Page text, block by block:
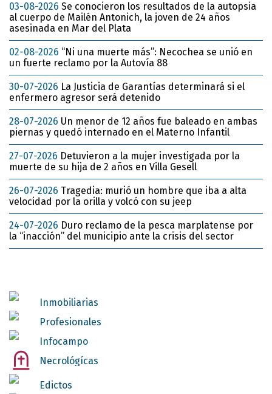
03-08-2026 Se conocieron los resultados de la autopsia
al cuerpo de Mailén Antonich, la joven de 24 años
asesinada en Mar del Plata
02-08-2026 “Ni una muerte más”: Necochea se unió en
un fuerte reclamo por la Autovía 88
30-07-2026 La Justicia de Garantías determinará si el
enfermero agresor será detenido
28-07-2026 Un menor de 12 años fue baleado en ambas
piernas y quedó internado en el Materno Infantil
27-07-2026 Detuvieron a la mujer investigada por la
muerte de su hija de 2 años en Villa Gesell
26-07-2026 Tragedia: murió un hombre que iba a alta
velocidad por la orilla y volcó con su jeep
24-07-2026 Duro reclamo de la pesca marplatense por
la “inacción” del municipio ante la crisis del sector
Inmobiliarias
Profesionales
Infocampo
Necrológícas
Edictos